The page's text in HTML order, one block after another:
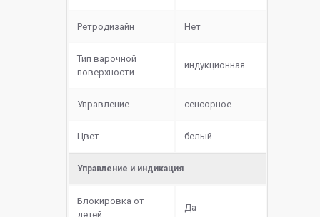
Ретродизайн Нет
Тип варочной
поверхности
индукционная
Управление сенсорное
Цвет белый
Управление и индикация
Блокировка от
детей
Да